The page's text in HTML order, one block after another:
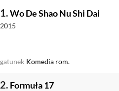
1.Wo De Shao Nu Shi Dai
2015
gatunek Komedia rom.
2. Formuła 17